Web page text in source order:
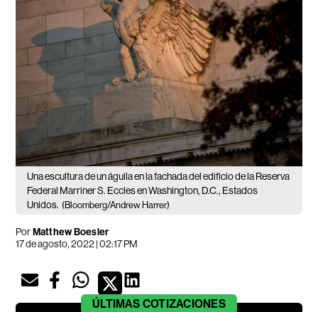
Una escultura de un águila en la fachada del edificio de la Reserva
Federal Marriner S. Eccles en Washington, D.C., Estados
Unidos. (Bloomberg/Andrew Harrer)
PorMatthew Boesler
17 de agosto, 2022 | 02:17 PM
ÚLTIMAS COTIZACIONES